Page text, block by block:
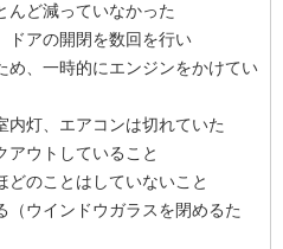
んど減っていなかった
ドアの開閉を数回を行い
め、一時的にエンジンをかけてい
内灯、エアコンは切れていた
アウトしていること
どのことはしていないこと
（ウインドウガラスを閉めるた